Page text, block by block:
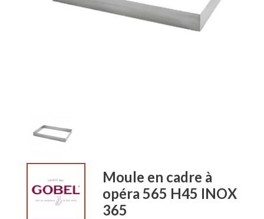
Moule en cadre à
opéra 565 H45 INOX
365